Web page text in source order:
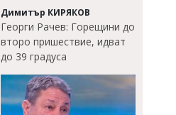
Димитър КИРЯКОВ
Георги Рачев: Горещини до
второ пришествие, идват
до 39 градуса